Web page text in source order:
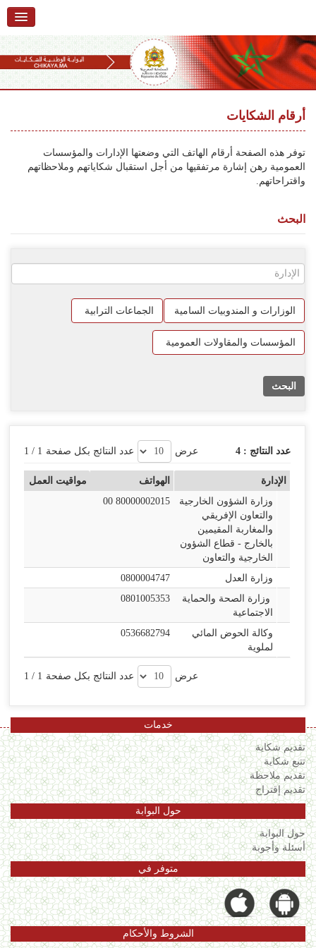
الرئيسية
حول البوابة
تقديم شكاية
تتبع شكاية
تقديم ملاحظة
أسئلة وأجوبة
إحصائيات
اللغة
Français
العربية
navigation
content
أرقام الشكايات
توفر هذه الصفحة أرقام الهاتف التي وضعتها الإدارات والمؤسسات
العمومية رهن إشارة مرتفقيها من أجل استقبال شكاياتهم وملاحظاتهم
واقتراحاتهم.
البحث
الوزارات و المندوبيات السامية الجماعات الترابية
المؤسسات والمقاولات العمومية
البحث
عدد النتائج : 4 عرض عدد النتائج بكل صفحة 1
/
1
الإدارة الهواتف
مواقيت العمل
وزارة الشؤون الخارجية
والتعاون الإفريقي
والمغاربة المقيمين
بالخارج - قطاع الشؤون
الخارجية والتعاون
00 80000002015
وزارة العدل
0800004747
وزارة الصحة والحماية
الاجتماعية
0801005353
وكالة الحوض المائي
لملوية
0536682794
عرض عدد النتائج بكل صفحة 1
/
1
خدمات
تقديم شكاية
تتبع شكاية
تقديم ملاحظة
تقديم إقتراح
حول البوابة
حول البوابة
أسئلة وأجوبة
متوفر في
الشروط والأحكام